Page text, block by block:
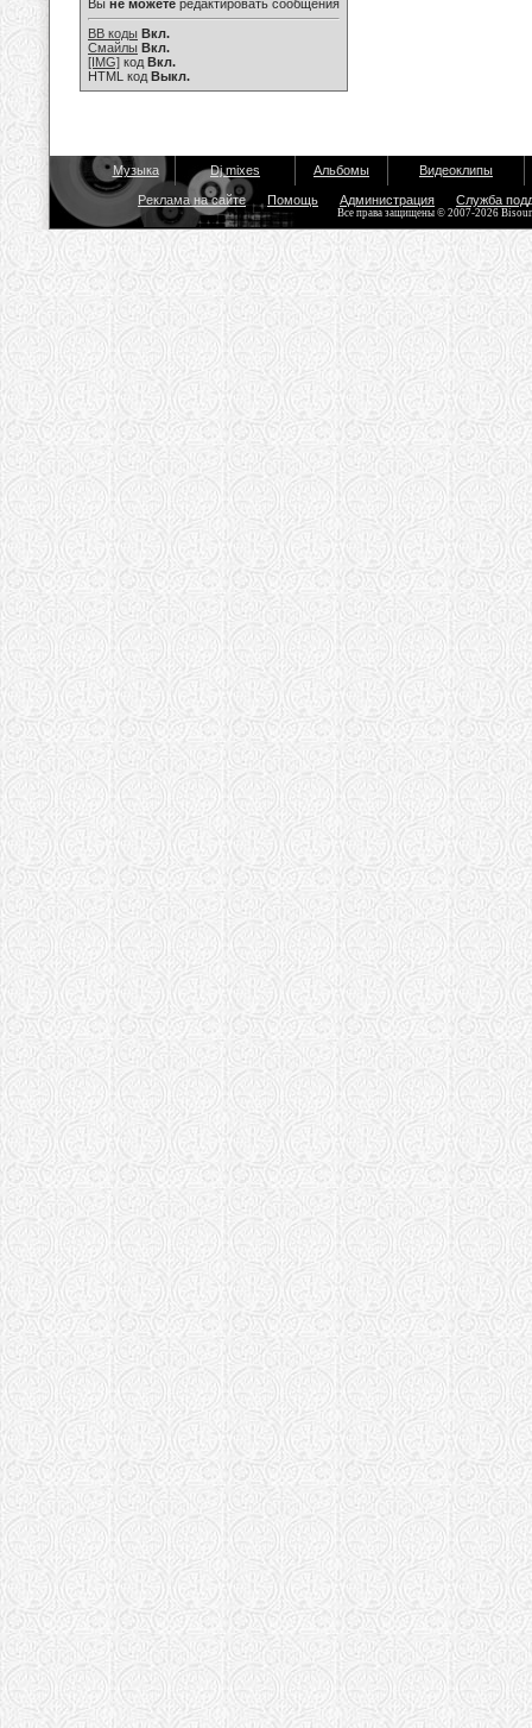
Вы не можете редактировать сообщения
BB коды Вкл.
Смайлы Вкл.
[IMG] код Вкл.
HTML код Выкл.
Музыка Dj mixes Альбомы Видеоклипы
Реклама на сайте Помощь Администрация Служба
Все права защищены © 2007-2026